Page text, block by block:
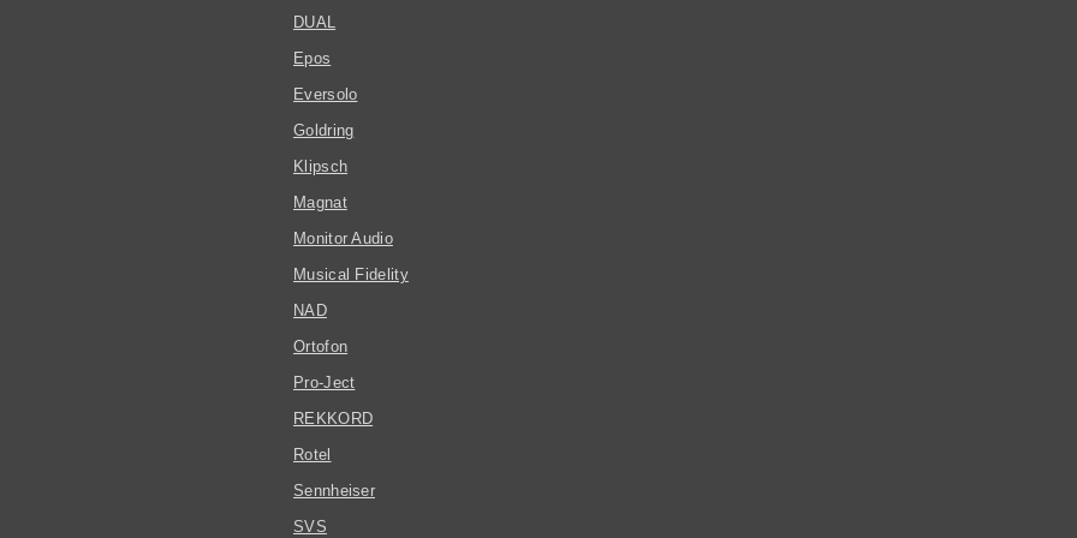
DUAL
Epos
Eversolo
Goldring
Klipsch
Magnat
Monitor Audio
Musical Fidelity
NAD
Ortofon
Pro-Ject
REKKORD
Rotel
Sennheiser
SVS